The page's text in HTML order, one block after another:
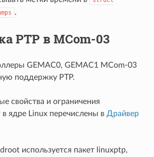
.
PTP в MCom-03
GEMAC0, GEMAC1 MCom-03
поддержку PTP.
свойства и ограничения
ядре Linux перечислены в Драйвер
используется пакет linuxptp,